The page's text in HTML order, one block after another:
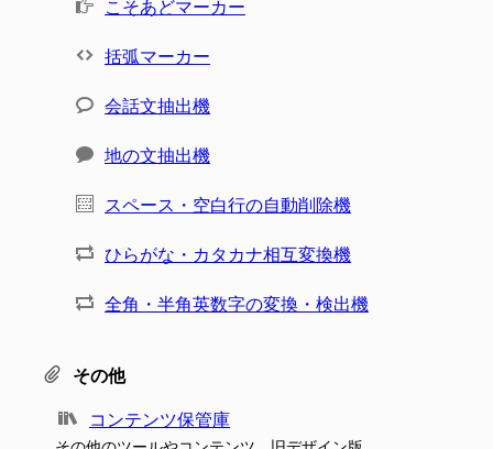
こそあどマーカー
括弧マーカー
会話文抽出機
地の文抽出機
スペース・空白行の自動削除機
ひらがな・カタカナ相互変換機
全角・半角英数字の変換・検出機
その他
コンテンツ保管庫